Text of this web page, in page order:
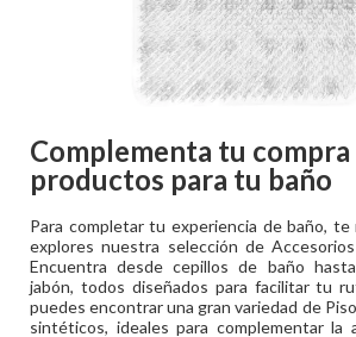
Complementa tu compra
productos para tu baño
Para completar tu experiencia de baño, te
explores nuestra selección de
Encuentra desde cepillos de baño
jabón, todos diseñados para facilitar tu
puedes encontrar una gran variedad de
sintéticos, ideales para complementar la